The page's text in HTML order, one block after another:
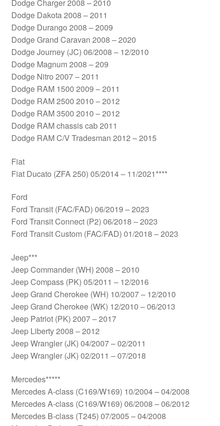
Dodge Charger 2008 – 2010
Dodge Dakota 2008 – 2011
Dodge Durango 2008 – 2009
Dodge Grand Caravan 2008 – 2020
Dodge Journey (JC) 06/2008 – 12/2010
Dodge Magnum 2008 – 209
Dodge Nitro 2007 – 2011
Dodge RAM 1500 2009 – 2011
Dodge RAM 2500 2010 – 2012
Dodge RAM 3500 2010 – 2012
Dodge RAM chassis cab 2011
Dodge RAM C/V Tradesman 2012 – 2015
Fiat
Fiat Ducato (ZFA 250) 05/2014 – 11/2021****
Ford
Ford Transit (FAC/FAD) 06/2019 – 2023
Ford Transit Connect (P2) 06/2018 – 2023
Ford Transit Custom (FAC/FAD) 01/2018 – 2023
Jeep***
Jeep Commander (WH) 2008 – 2010
Jeep Compass (PK) 05/2011 – 12/2016
Jeep Grand Cherokee (WH) 10/2007 – 12/2010
Jeep Grand Cherokee (WK) 12/2010 – 06/2013
Jeep Patriot (PK) 2007 – 2017
Jeep Liberty 2008 – 2012
Jeep Wrangler (JK) 04/2007 – 02/2011
Jeep Wrangler (JK) 02/2011 – 07/2018
Mercedes*****
Mercedes A-class (C169/W169) 10/2004 – 04/2008
Mercedes A-class (C169/W169) 06/2008 – 06/2012
Mercedes B-class (T245) 07/2005 – 04/2008